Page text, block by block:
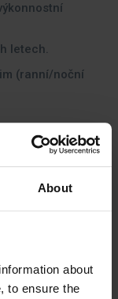
About
about
to ensure the
letech.
(ranní/noční
a